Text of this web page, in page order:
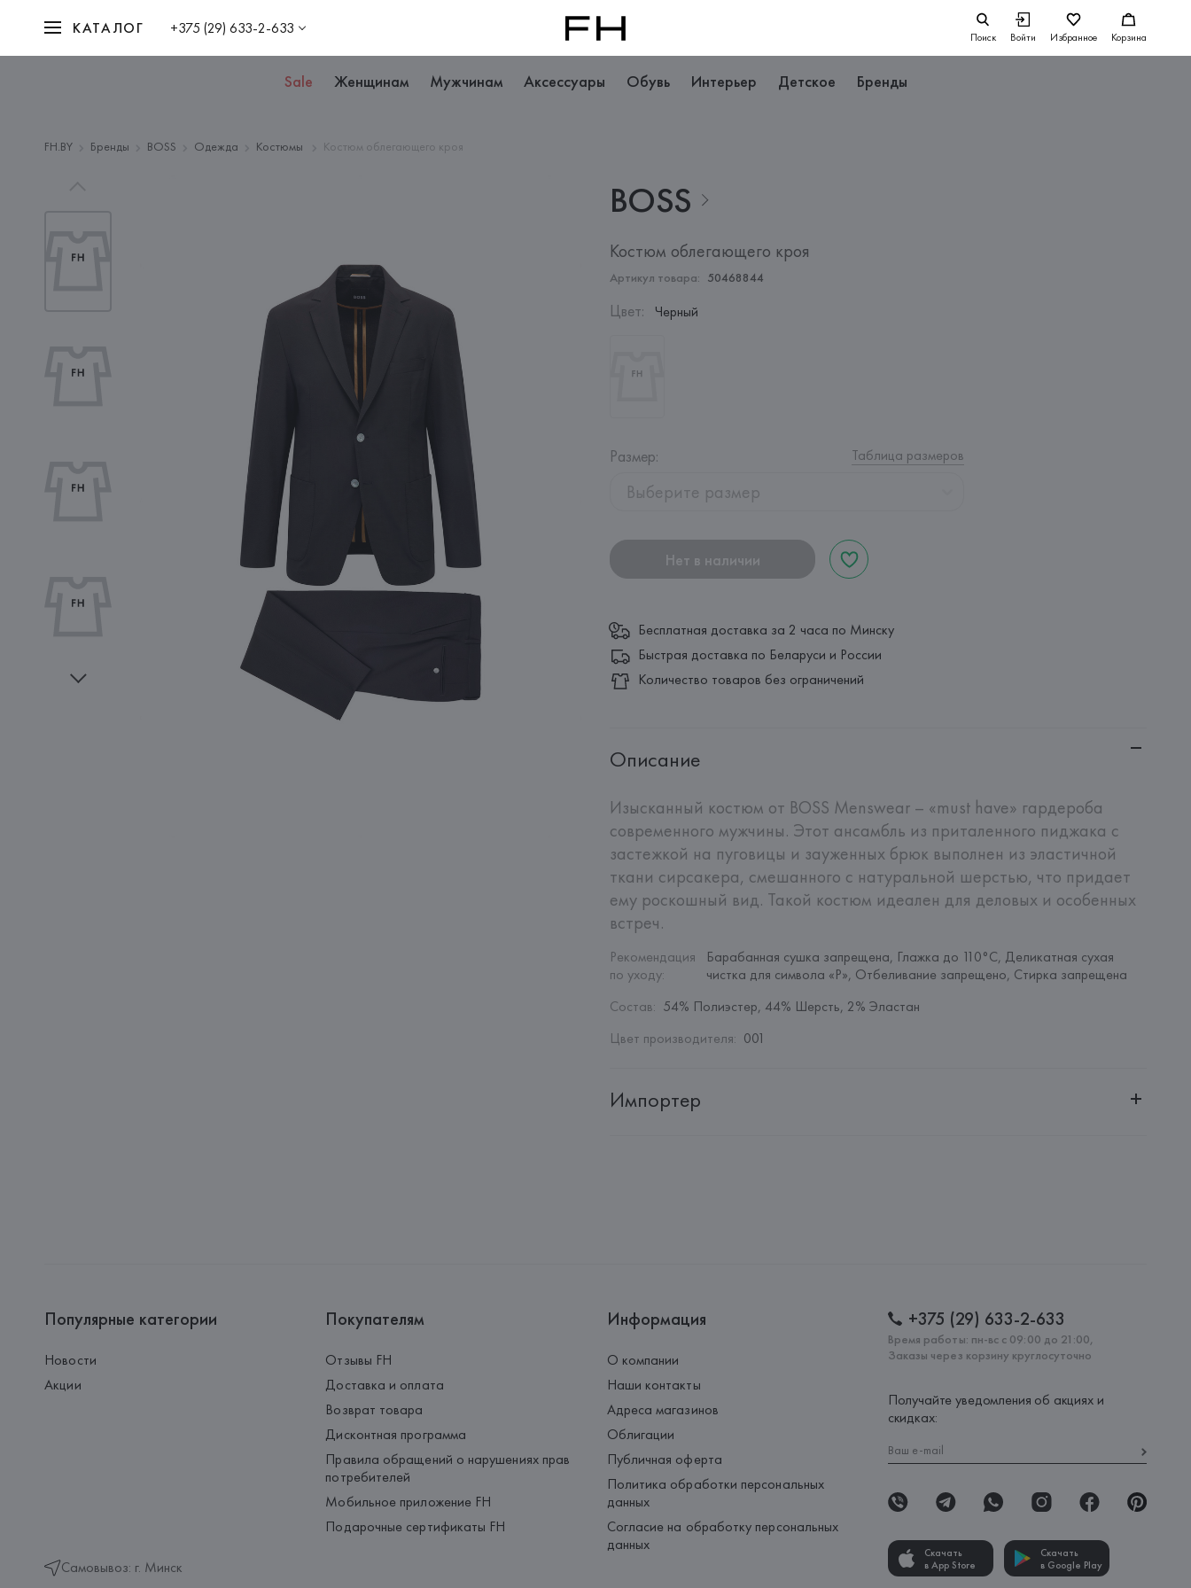
КАТАЛОГ +375 (29) 633-2-633 Поиск Войти Избранное Корзина
Sale Женщинам Мужчинам Аксессуары Обувь Интерьер Детское Бренды
FH.BY Бренды BOSS Одежда Костюмы Костюм облегающего кроя
BOSS
Костюм облегающего кроя
Артикул товара: 50468844
Цвет: Черный
Размер: Таблица размеров
Выберите размер
Нет в наличии
Бесплатная доставка за 2 часа по Минску
Быстрая доставка по Беларуси и России
Количество товаров без ограничений
Описание
Изысканный костюм от BOSS Menswear – «must have» гардероба
современного мужчины. Этот ансамбль из приталенного пиджака с
застежкой на пуговицы и зауженных брюк выполнен из эластичной
ткани сирсакера, смешанного с натуральной шерстью, что придает
ему роскошный вид. Такой костюм идеален для деловых и особенных
встреч.
Рекомендация
по уходу:
Барабанная сушка запрещена, Глажка до 110°C, Деликатная сухая
чистка для символа «P», Отбеливание запрещено, Стирка запрещена
Состав: 54% Полиэстер, 44% Шерсть, 2% Эластан
Цвет производителя: 001
Импортер
Популярные категории
Новости
Акции
Самовывоз: г. Минск
Покупателям
Отзывы FH
Доставка и оплата
Возврат товара
Дисконтная программа
Правила обращений о нарушениях прав
потребителей
Мобильное приложение FH
Подарочные сертификаты FH
Информация
О компании
Наши контакты
Адреса магазинов
Облигации
Публичная оферта
Политика обработки персональных
данных
Согласие на обработку персональных
данных
+375 (29) 633-2-633
Время работы: пн-вс с 09:00 до 21:00,
Заказы через корзину круглосуточно
Получайте уведомления об акциях и
скидках:
Скачать
в App Store
Скачать
в Google Play